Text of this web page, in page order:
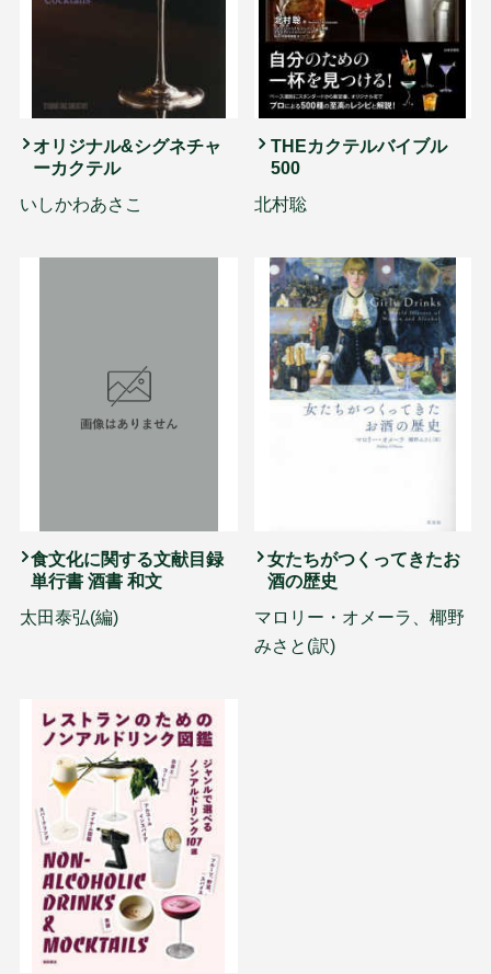
オリジナル&シグネチャ
ーカクテル
いしかわあさこ
THEカクテルバイブル
500
北村聡
食文化に関する文献目録
単行書 酒書 和文
太田泰弘(編)
女たちがつくってきたお
酒の歴史
マロリー・オメーラ、椰野
みさと(訳)